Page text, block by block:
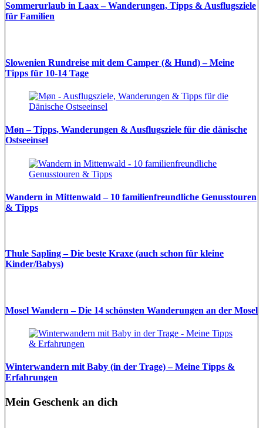
Sommerurlaub in Laax – Wanderungen, Tipps & Ausflugsziele
für Familien
Slowenien Rundreise mit dem Camper (& Hund) – Meine
Tipps für 10-14 Tage
Møn – Tipps, Wanderungen & Ausflugsziele für die dänische
Ostseeinsel
Wandern in Mittenwald – 10 familienfreundliche Genusstouren
& Tipps
Thule Sapling – Die beste Kraxe (auch schon für kleine
Kinder/Babys)
Mosel Wandern – Die 14 schönsten Wanderungen an der Mosel
Winterwandern mit Baby (in der Trage) – Meine Tipps &
Erfahrungen
Mein Geschenk an dich